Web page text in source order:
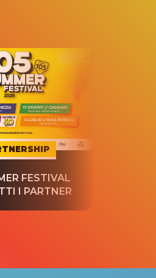
FESTIVAL
I PARTNER